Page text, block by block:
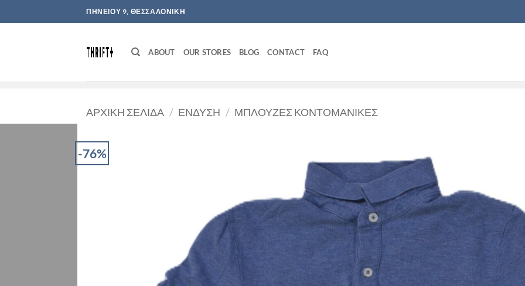
στο
ΠΗΝΕΙΟΥ 9, ΘΕΣΣΑΛΟΝΙΚΗ
ABOUT OUR STORES BLOG CONTACT FAQ
ΑΡΧΙΚΉ ΣΕΛΊΔΑ / ΈΝΔΥΣΗ / ΜΠΛΟΎΖΕΣ ΚΟΝΤΟΜΆΝΙΚΕΣ
-76%